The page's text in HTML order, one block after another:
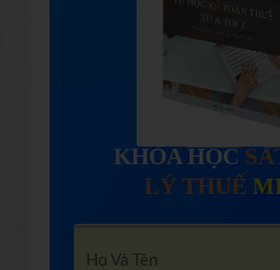
KHÓA HỌC
LÝ THUẾ